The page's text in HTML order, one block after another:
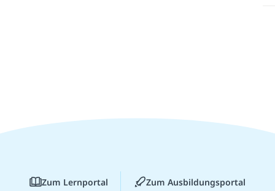
Zum Lernportal Zum Ausbildungsportal